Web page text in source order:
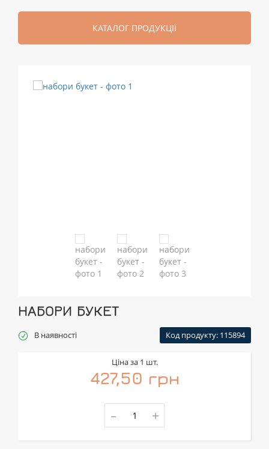
КАТАЛОГ ПРОДУКЦІЇ
НАБОРИ БУКЕТ
В наявності Код продукту: 115894
Ціна за 1 шт.
427,50 грн
- +